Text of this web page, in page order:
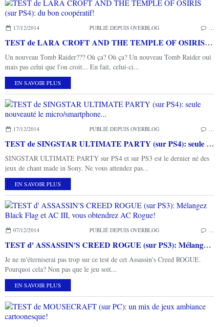
17/12/2014 PUBLIÉ DEPUIS OVERBLOG …
TEST de LARA CROFT AND THE TEMPLE OF OSIRIS (sur PS4): du bon coopératif!
Un nouveau Tomb Raider??? Où ça? Où ça? Un nouveau Tomb Raider oui
mais pas celui que l'on croit... En fait, celui-ci...
EN SAVOIR PLUS
17/12/2014 PUBLIÉ DEPUIS OVERBLOG …
TEST de SINGSTAR ULTIMATE PARTY (sur PS4): seule nouveauté le micro/smartphone...
SINGSTAR ULTIMATE PARTY sur PS4 et sur PS3 est le dernier né des
jeux de chant made in Sony. Ne vous attendez pas...
EN SAVOIR PLUS
07/12/2014 PUBLIÉ DEPUIS OVERBLOG …
TEST d' ASSASSIN'S CREED ROGUE (sur PS3): Mélangez Black Flag et AC III, vous obtendrez AC Rogue!
Je ne m'éterniserai pas trop sur ce test de cet Assassin's Creed ROGUE.
Pourquoi cela? Non pas que le jeu soit...
EN SAVOIR PLUS